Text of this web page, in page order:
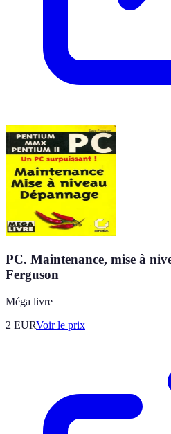
PC. Maintenance, mise à
Ferguson
Méga livre
2 EURVoir le prix